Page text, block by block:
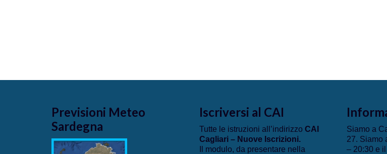
Previsioni Meteo
Sardegna
Iscriversi al CAI
Tutte le istruzioni all’indirizzo CAI
Cagliari – Nuove Iscrizioni.
Il modulo, da presentare nella
Siamo a
27. Siamo
– 20:30 e